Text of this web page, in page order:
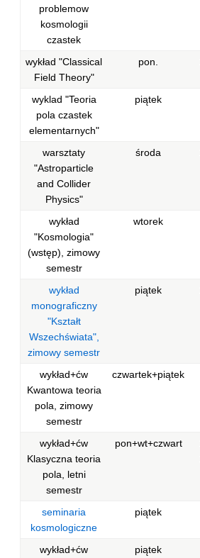
problemow
kosmologii
czastek
wykład "Classical
Field Theory"
pon.
wyklad "Teoria
pola czastek
elementarnych"
piątek
warsztaty
"Astroparticle
and Collider
Physics"
środa
wykład
"Kosmologia"
(wstęp), zimowy
semestr
wtorek
wykład
monograficzny
"Kształt
Wszechświata",
zimowy semestr
piątek
wykład+ćw
Kwantowa teoria
pola, zimowy
semestr
czwartek+piątek
wykład+ćw
Klasyczna teoria
pola, letni
semestr
pon+wt+czwart
seminaria
kosmologiczne
piątek
wykład+ćw
piątek